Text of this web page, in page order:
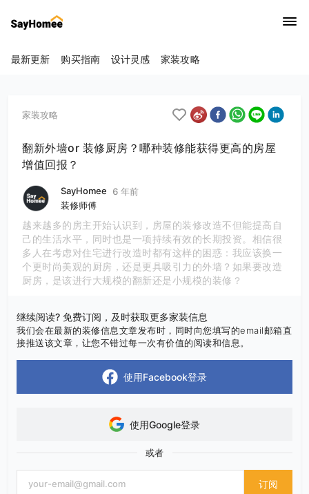
最新更新 购买指南 设计灵感 家装攻略
家装攻略
翻新外墙or 装修厨房？哪种装修能获得更高的房屋
增值回报？
SayHomee
6 年前
装修师傅
越来越多的房主开始认识到，房屋的装修改造不但能提高自
己的生活水平，同时也是一项持续有效的长期投资。相信很
多人在考虑对住宅进行改造时都有这样的困惑：我应该换一
个更时尚美观的厨房，还是更具吸引力的外墙？如果要改造
厨房，是该进行大规模的翻新还是小规模的装修？
继续阅读? 免费订阅，及时获取更多家装信息
我们会在最新的装修信息文章发布时，同时向您填写的email邮箱直
接推送该文章，让您不错过每一次有价值的阅读和信息。
使用Facebook登录
使用Google登录
或者
订阅